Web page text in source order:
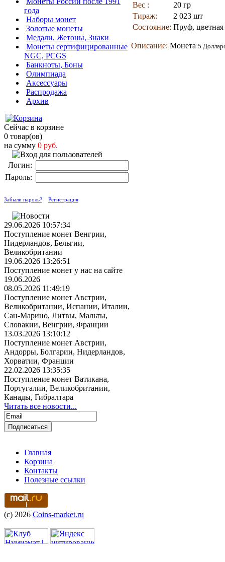
года
Наборы монет
Золотые монеты
Медали, Жетоны, Знаки
Монеты сертифицированные
NGC, PCGS
Банкноты, Боны
Олимпиада
Аксессуары
Распродажа
Архив
Сейчас в корзине
0 товар(ов)
на сумму 0 руб.
Логин:
Пароль:
Забыли пароль? Регистрация
29.06.2026 10:57:34
Поступление монет Венгрии,
Нидерландов, Бельгии,
Великобритании
19.06.2026 13:26:51
Поступление монет у нас на сайте
19.06.2026
08.05.2026 11:49:19
Поступление монет Австрии,
Великобритании, Испании, Италии,
Сан-Марино, Литвы, Мальты,
Словакии, Венгрии, Франции
13.03.2026 13:10:12
Поступление монет Австрии,
Андорры, Болгарии, Нидерландов,
Хорватии, Франции
22.02.2026 13:35:35
Поступление монет Ватикана,
Португалии, Великобритании,
Канады, Гибралтара
Читать все новости...
Вес :
20 гр
Тираж:
2 023 шт
Состояние: Пруф, цветная
Описание: Монета 5
Главная
Корзина
Контакты
Полезные ссылки
(c) 2026 Coins-market.ru